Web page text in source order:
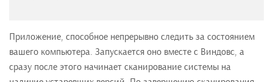
Приложение, способное непрерывно следить за состоянием
вашего компьютера. Запускается оно вместе с Виндовс, а
сразу после этого начинает сканирование системы на